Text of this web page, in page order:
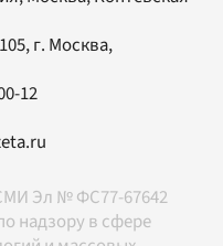
, г. Москва,
12
Эл № ФС77-67642
надзору в сфере